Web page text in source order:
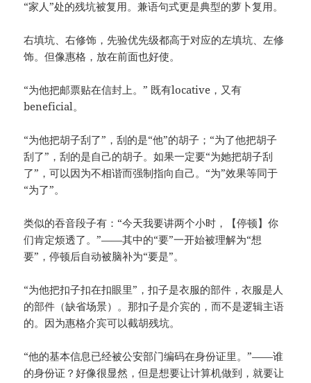
“家人”处的残坑被复用。兼语句式更是典型的萝卜复用。
右填坑、右修饰，先验优先级都高于对应的左填坑、左修
饰。但像惠格，放在前面也好使。
“为他把邮票贴在信封上。” 既有locative，又有
beneficial。
“为他把胡子刮了”，刮的是“他”的胡子；“为了他把胡子
刮了”，刮的是自己的胡子。如果一定要“为她把胡子刮
了”，可以因为不相谐而强制指向自己。“为”效果等同于
“为了”。
类似的吞音段子有：“今天我要讲两个小时，【停顿】你
们肯定烦透了。”——其中的“要”一开始被理解为“想
要”，停顿后自动被脑补为“要是”。
“为他把扣子扣在扣眼里”，扣子是衣服的部件，衣服是人
的部件（缺省场景）。那扣子是介宾的，而不是逻辑主语
的。因为惠格介宾可以截胡残坑。
“他的基本信息已经被公安部门编码在身份证里。”——谁
的身份证？好像很显然，但是想要让计算机做到，就要让